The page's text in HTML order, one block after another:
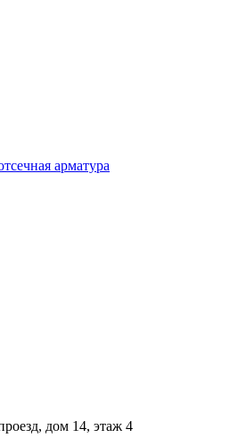
арматура
дом 14, этаж 4